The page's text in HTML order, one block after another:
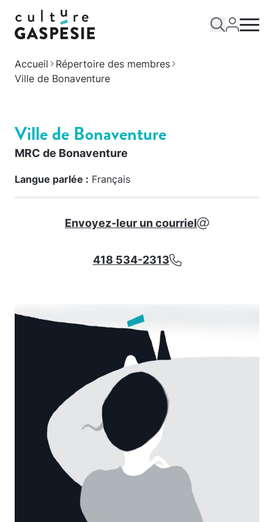
Accueil
Répertoire des membres
Ville de Bonaventure
Ville de Bonaventure
MRC de Bonaventure
Langue parlée : Français
Envoyez-leur un courriel
418 534-2313